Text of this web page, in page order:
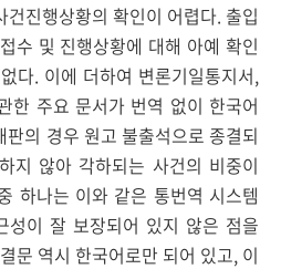
진행상황의 확인이 어렵다. 출입
수 및 진행상황에 대해 아예 확인
다. 이에 더하여 변론기일통지서,
한 주요 문서가 번역 없이 한국어
의 경우 원고 불출석으로 종결되
지 않아 각하되는 사건의 비중이
하나는 이와 같은 통번역 시스템
성이 잘 보장되어 있지 않은 점을
문 역시 한국어로만 되어 있고, 이